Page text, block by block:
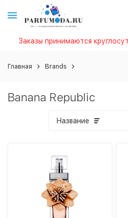
Заказы принимаются
Главная Brands
Banana Republic
Название